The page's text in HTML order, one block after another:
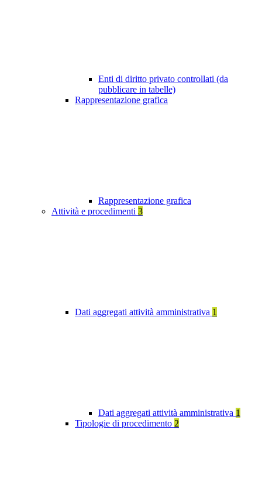
Enti di diritto privato controllati (da
pubblicare in tabelle)
Rappresentazione grafica
Rappresentazione grafica
Attività e procedimenti 3
Dati aggregati attività amministrativa 1
Dati aggregati attività amministrativa 1
Tipologie di procedimento 2